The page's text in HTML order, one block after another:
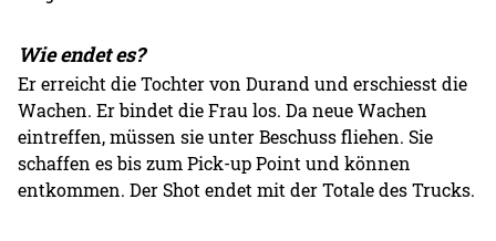
Wie endet es?
Er erreicht die Tochter von Durand und erschiesst die
Wachen. Er bindet die Frau los. Da neue Wachen
eintreffen, müssen sie unter Beschuss fliehen. Sie
schaffen es bis zum Pick-up Point und können
entkommen. Der Shot endet mit der Totale des Trucks.